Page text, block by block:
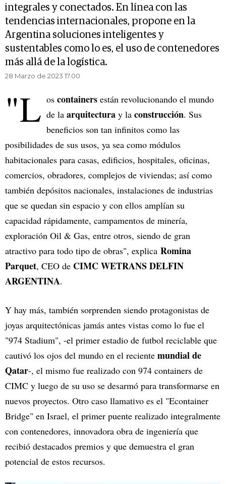
integrales y conectados. En línea con las
tendencias internacionales, propone en la
Argentina soluciones inteligentes y
sustentables como lo es, el uso de contenedores
más allá de la logística.
28 Marzo de 2023 17.00
"L os containers están revolucionando el mundo
de la arquitectura y la construcción. Sus
beneficios son tan infinitos como las
posibilidades de sus usos, ya sea como módulos
habitacionales para casas, edificios, hospitales, oficinas,
comercios, obradores, complejos de viviendas; así como
también depósitos nacionales, instalaciones de industrias
que se quedan sin espacio y con ellos amplían su
capacidad rápidamente, campamentos de minería,
exploración Oil & Gas, entre otros, siendo de gran
atractivo para todo tipo de obras", explica Romina
Parquet, CEO de CIMC WETRANS DELFIN
ARGENTINA.
Y hay más, también sorprenden siendo protagonistas de
joyas arquitectónicas jamás antes vistas como lo fue el
"974 Stadium", -el primer estadio de futbol reciclable que
cautivó los ojos del mundo en el reciente mundial de
Qatar-, el mismo fue realizado con 974 containers de
CIMC y luego de su uso se desarmó para transformarse en
nuevos proyectos. Otro caso llamativo es el "Econtainer
Bridge" en Israel, el primer puente realizado integralmente
con contenedores, innovadora obra de ingeniería que
recibió destacados premios y que demuestra el gran
potencial de estos recursos.